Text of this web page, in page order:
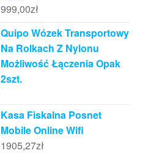
999,00zł
Quipo Wózek Transportowy
Na Rolkach Z Nylonu
Możliwość Łączenia Opak
2szt.
Kasa Fiskalna Posnet
Mobile Online Wifi
1905,27zł